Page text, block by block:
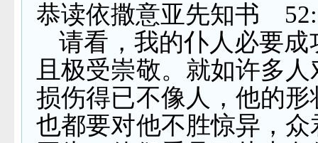
恭读依撒意亚先知书
请看，我的仆人必要
且极受崇敬。就如许多
损伤得已不像人，他的
也都要对他不胜惊异，